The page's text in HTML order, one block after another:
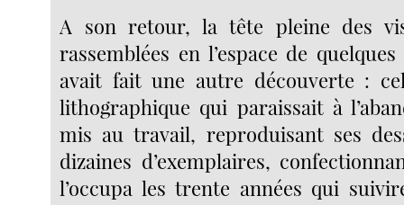
A son retour, la tête pleine des
rassemblées en l’espace de
avait fait une autre découverte :
lithographique qui paraissait à
mis au travail, reproduisant ses
dizaines d’exemplaires,
l’occupa les trente années qui